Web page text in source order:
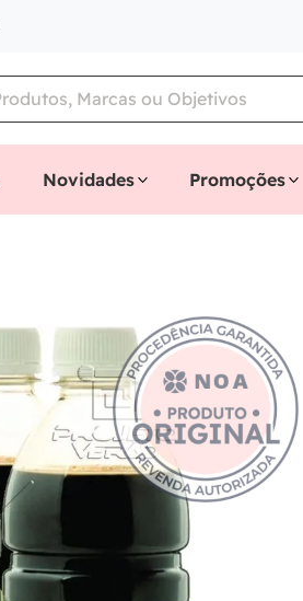
Novidades Promoções